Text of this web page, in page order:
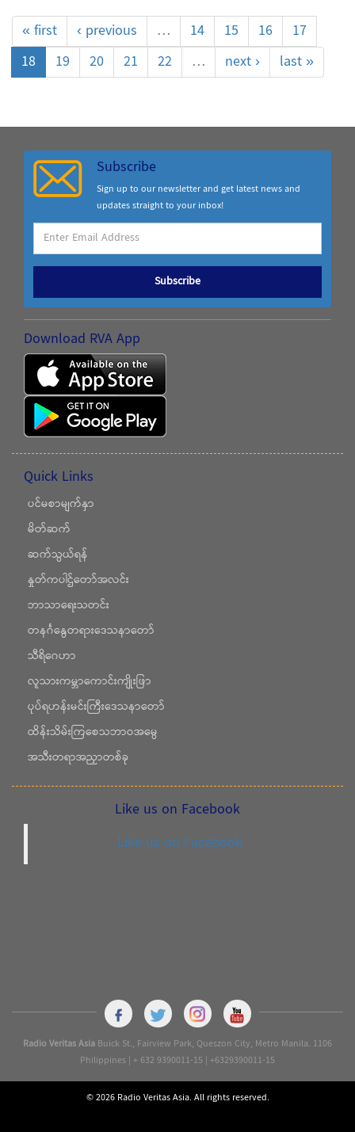
« first
‹ previous … 14 15 16
17
18
19 20 21 22 … next › last »
Subscribe
Sign up to our newsletter and get latest news and
updates straight to your inbox!
Subscribe
Download RVA App
Quick Links
ပင်မစာမျက်နှာ
မိတ်ဆက်
ဆက်သွယ်ရန်
နှုတ်ကပါဌ်တော်အလင်း
ဘာသာရေးသတင်း
တနင်္ဂနွေတရားဒေသနာတော်
သီရိဂေဟာ
လူသားကမ္ဘာကောင်းကျိုးဖြာ
ပုပ်ရဟန်းမင်းကြီးဒေသနာတော်
ထိန်းသိမ်းကြစေသဘာဝအမွေ
အသီးတရာအညှာတစ်ခု
Like us on Facebook
Like us on Facebook
Radio Veritas AsiaBuick St., Fairview Park, Queszon City, Metro Manila. 1106
Philippines | + 632 9390011-15 | +6329390011-15
© 2026 Radio Veritas Asia. All rights reserved.